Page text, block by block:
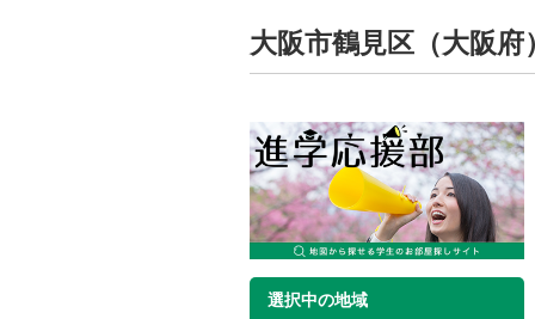
大阪市鶴見区（大阪
選択中の地域